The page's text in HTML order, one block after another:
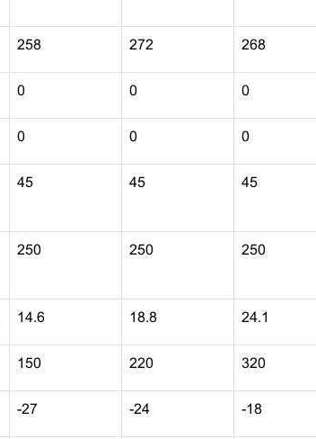
258 272 268
0 0 0
0 0 0
45 45 45
250 250 250
14.6 18.8 24.1
150 220 320
-27 -24 -18